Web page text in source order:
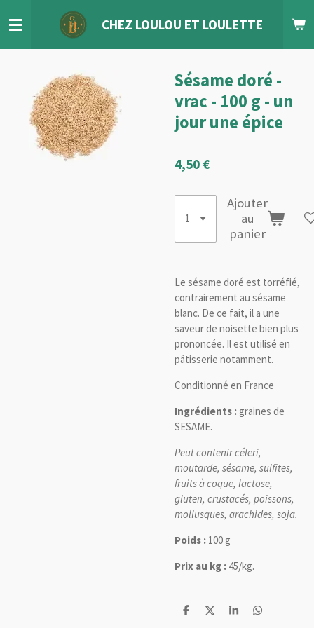
au
CHEZ LOULOU ET LOULETTE
Sésame doré -
vrac - 100 g - un
jour une épice
4,50 €
Ajouter
au
panier
Le sésame doré est torréfié,
contrairement au sésame
blanc. De ce fait, il a une
saveur de noisette bien plus
prononcée. Il est utilisé en
pâtisserie notamment.
Conditionné en France
Ingrédients :graines de
SESAME.
Peut contenir céleri,
moutarde, sésame, sulfites,
fruits à coque, lactose,
gluten, crustacés, poissons,
mollusques, arachides, soja.
Poids : 100 g
Prix au kg : 45/kg.
P
P
P
P